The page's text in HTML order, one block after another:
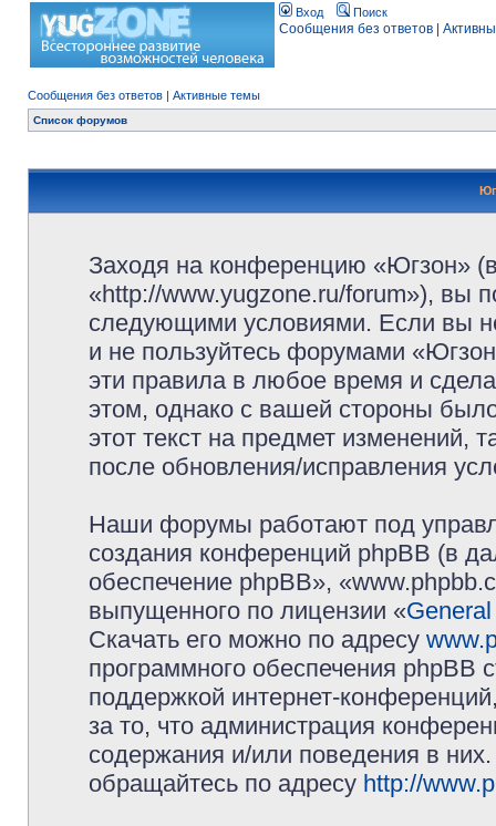
Вход Поиск
Сообщения без ответов
Сообщения без ответов | Активные темы
Список форумов
Заходя на конференцию «Югзон»
«http://www.yugzone.ru/forum»), вы
следующими условиями. Если вы
и не пользуйтесь форумами
эти правила в любое время и
этом, однако с вашей стороны
этот текст на предмет изменений,
после обновления/исправления
Наши форумы работают под
создания конференций phpBB (в
обеспечение phpBB»,
выпущенного по лицензии «
Скачать его можно по адресу
программного обеспечения phpBB
поддержкой интернет-
за то, что администрация
содержания и/или поведения в
обращайтесь по адресу http://